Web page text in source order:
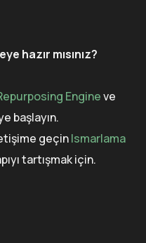
hazır mısınız?
Engineve
başlayın.
geçinIsmarlama
tartışmak için.